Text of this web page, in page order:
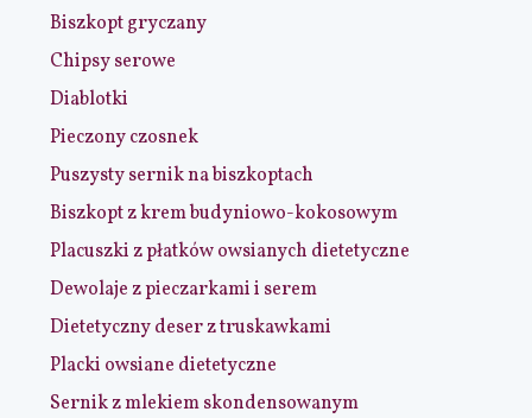
Biszkopt gryczany
Chipsy serowe
Diablotki
Pieczony czosnek
Puszysty sernik na biszkoptach
Biszkopt z krem budyniowo-kokosowym
Placuszki z płatków owsianych dietetyczne
Dewolaje z pieczarkami i serem
Dietetyczny deser z truskawkami
Placki owsiane dietetyczne
Sernik z mlekiem skondensowanym